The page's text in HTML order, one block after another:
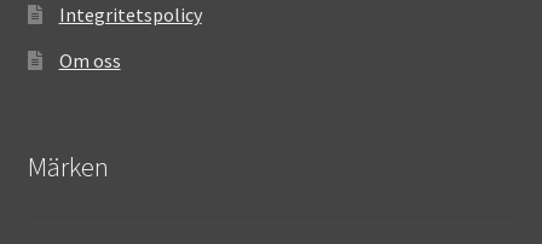
Integritetspolicy
Om oss
Märken